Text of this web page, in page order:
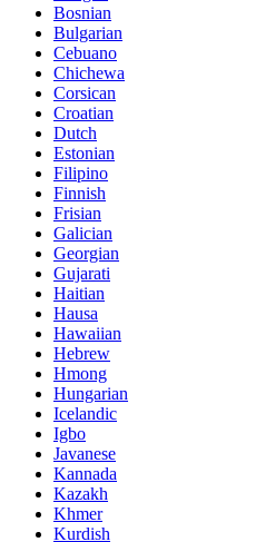
Bosnian
Bulgarian
Cebuano
Chichewa
Corsican
Croatian
Dutch
Estonian
Filipino
Finnish
Frisian
Galician
Georgian
Gujarati
Haitian
Hausa
Hawaiian
Hebrew
Hmong
Hungarian
Icelandic
Igbo
Javanese
Kannada
Kazakh
Khmer
Kurdish